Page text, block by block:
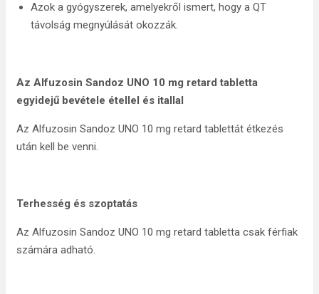
Azok a gyógyszerek, amelyekről ismert, hogy a QT
távolság megnyúlását okozzák.
Az Alfuzosin Sandoz UNO 10 mg retard tabletta
egyidejű bevétele étellel és itallal
Az Alfuzosin Sandoz UNO 10 mg retard tablettát étkezés
után kell be venni.
Terhesség és szoptatás
Az Alfuzosin Sandoz UNO 10 mg retard tabletta csak férfiak
számára adható.